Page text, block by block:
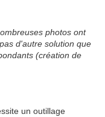
photos ont
d'autre solution que
(création de
un outillage